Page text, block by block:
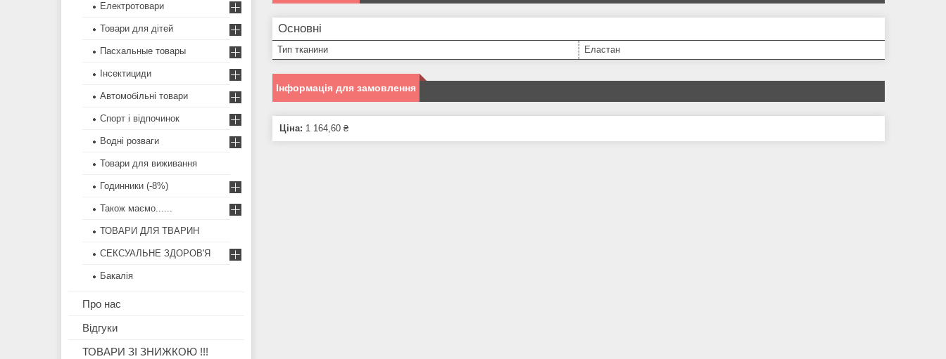
Основні
Тип тканини Еластан
Інформація для замовлення
Ціна: 1 164,60 ₴
Електротовари
Товари для дітей
Пасхальные товары
Інсектициди
Автомобільні товари
Спорт і відпочинок
Водні розваги
Товари для виживання
Годинники (-8%)
Також маємо......
ТОВАРИ ДЛЯ ТВАРИН
СЕКСУАЛЬНЕ ЗДОРОВ'Я
Бакалія
Про нас
Відгуки
ТОВАРИ ЗІ ЗНИЖКОЮ !!!